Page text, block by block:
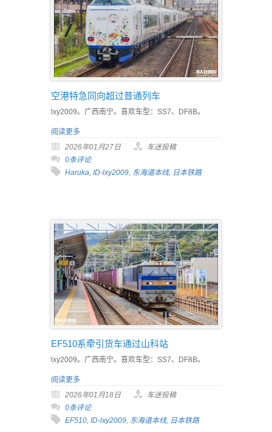
空港特急同向超过普通列车
lxy2009。广西南宁。喜欢车型：SS7、DF8B。
阅读更多
2026年01月27日
车迷投稿
0条评论
Haruka ID-lxy2009 东海道本线, 日本铁路
EF510系牵引货车通过山科站
lxy2009。广西南宁。喜欢车型：SS7、DF8B。
阅读更多
2026年01月18日
车迷投稿
0条评论
EF510, ID-lxy2009, 东海道本线, 日本铁路